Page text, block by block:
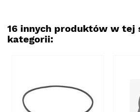
16 innych produktów w tej
kategorii: